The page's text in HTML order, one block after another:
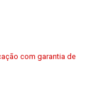
com garantia de